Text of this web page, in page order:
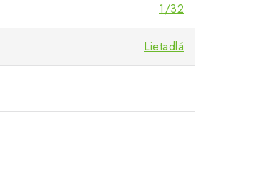
1/32
Lietadlá